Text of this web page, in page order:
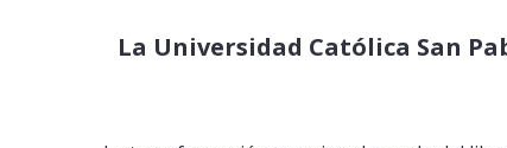
La Universidad Católica San